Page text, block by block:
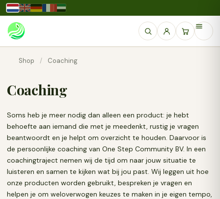
Shop / Coaching
Coaching
Soms heb je meer nodig dan alleen een product: je hebt
behoefte aan iemand die met je meedenkt, rustig je vragen
beantwoordt en je helpt om overzicht te houden. Daarvoor is
de persoonlijke coaching van One Step Community BV. In een
coachingtraject nemen wij de tijd om naar jouw situatie te
luisteren en samen te kijken wat bij jou past. Wij leggen uit hoe
onze producten worden gebruikt, bespreken je vragen en
helpen je om weloverwogen keuzes te maken in je eigen tempo,